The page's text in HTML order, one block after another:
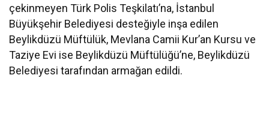
çekinmeyen Türk Polis Teşkilatı’na, İstanbul
Büyükşehir Belediyesi desteğiyle inşa edilen
Beylikdüzü Müftülük, Mevlana Camii Kur’an Kursu ve
Taziye Evi ise Beylikdüzü Müftülüğü’ne, Beylikdüzü
Belediyesi tarafından armağan edildi.